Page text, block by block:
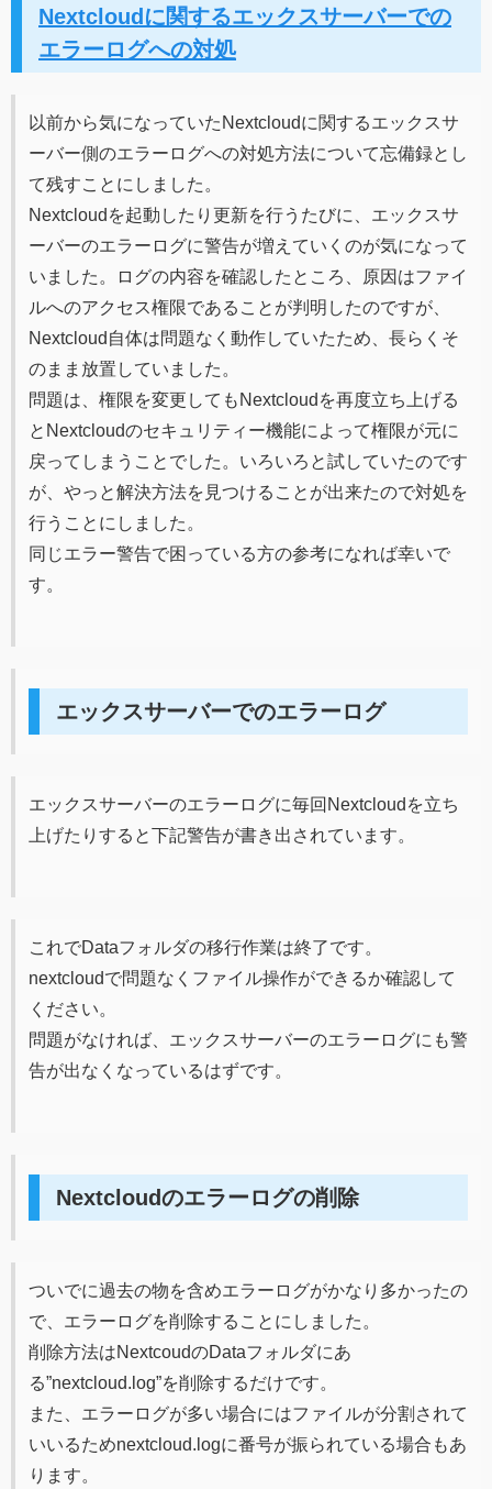
Nextcloudに関するエックスサーバーでの
エラーログへの対処
以前から気になっていたNextcloudに関するエックスサ
ーバー側のエラーログへの対処方法について忘備録とし
て残すことにしました。
Nextcloudを起動したり更新を行うたびに、エックスサ
ーバーのエラーログに警告が増えていくのが気になって
いました。ログの内容を確認したところ、原因はファイ
ルへのアクセス権限であることが判明したのですが、
Nextcloud自体は問題なく動作していたため、長らくそ
のまま放置していました。
問題は、権限を変更してもNextcloudを再度立ち上げる
とNextcloudのセキュリティー機能によって権限が元に
戻ってしまうことでした。いろいろと試していたのです
が、やっと解決方法を見つけることが出来たので対処を
行うことにしました。
同じエラー警告で困っている方の参考になれば幸いで
す。
エックスサーバーでのエラーログ
エックスサーバーのエラーログに毎回Nextcloudを立ち
上げたりすると下記警告が書き出されています。
これでDataフォルダの移行作業は終了です。
nextcloudで問題なくファイル操作ができるか確認して
ください。
問題がなければ、エックスサーバーのエラーログにも警
告が出なくなっているはずです。
Nextcloudのエラーログの削除
ついでに過去の物を含めエラーログがかなり多かったの
で、エラーログを削除することにしました。
削除方法はNextcoudのDataフォルダにあ
る”nextcloud.log”を削除するだけです。
また、エラーログが多い場合にはファイルが分割されて
いいるためnextcloud.logに番号が振られている場合もあ
ります。